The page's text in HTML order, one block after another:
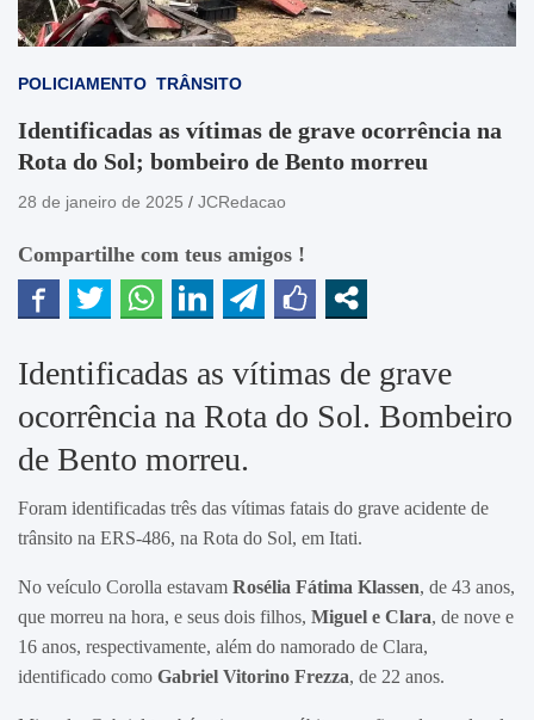
POLICIAMENTO TRÂNSITO
Identificadas as vítimas de grave ocorrência na
Rota do Sol; bombeiro de Bento morreu
28 de janeiro de 2025 JCRedacao
Compartilhe com teus amigos !
Identificadas as vítimas de grave
ocorrência na Rota do Sol. Bombeiro
de Bento morreu.
Foram identificadas três das vítimas fatais do grave acidente de
trânsito na ERS-486, na Rota do Sol, em Itati.
No veículo Corolla estavam Rosélia Fátima Klassen, de 43 anos,
que morreu na hora, e seus dois filhos, Miguel e Clara, de nove e
16 anos, respectivamente, além do namorado de Clara,
identificado como Gabriel Vitorino Frezza, de 22 anos.